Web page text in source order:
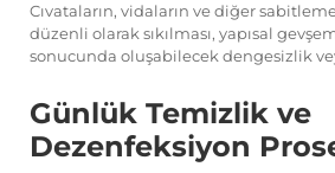
Cıvataların, vidaların ve diğer
düzenli olarak sıkılması, yapısal
sonucunda oluşabilecek dengesizlik
Günlük Temizlik ve
Dezenfeksiyon